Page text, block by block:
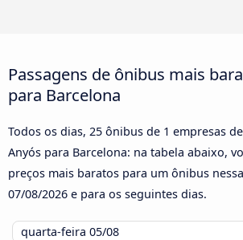
Passagens de ônibus mais
para Barcelona
Todos os dias, 25 ônibus de 1 empresas
Anyós para Barcelona: na tabela abaixo,
preços mais baratos para um ônibus
07/08/2026 e para os seguintes dias.
quarta-feira 05/08